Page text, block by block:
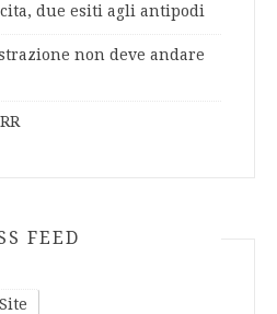
due esiti agli antipodi
non deve andare
FEED